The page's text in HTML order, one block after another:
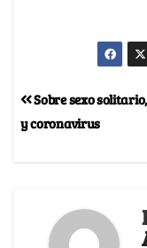
Sobre sexo
y coronavirus